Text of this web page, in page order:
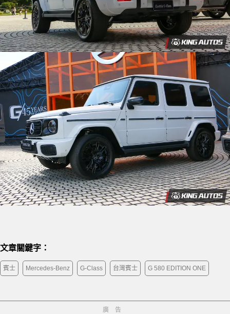
文章關鍵字：
賓士 Mercedes-Benz G-Class 台灣賓士 G 580 EDITION ONE
廣告